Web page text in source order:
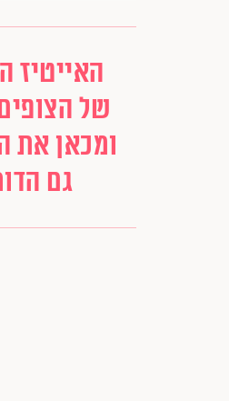
האייטיז
של
ומכאן את
גם